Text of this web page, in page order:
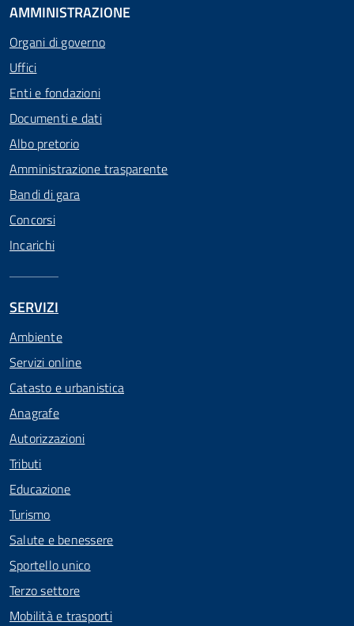
AMMINISTRAZIONE
Organi di governo
Uffici
Enti e fondazioni
Documenti e dati
Albo pretorio
Amministrazione trasparente
Bandi di gara
Concorsi
Incarichi
SERVIZI
Ambiente
Servizi online
Catasto e urbanistica
Anagrafe
Autorizzazioni
Tributi
Educazione
Turismo
Salute e benessere
Sportello unico
Terzo settore
Mobilità e trasporti